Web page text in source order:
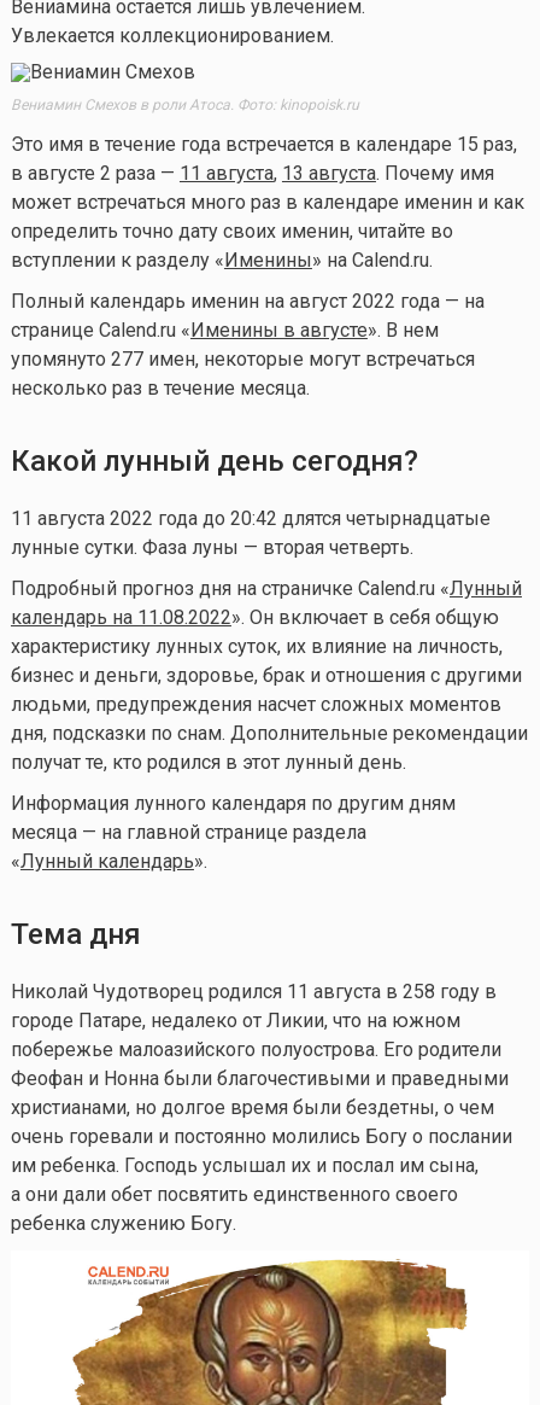
Вениамина остается лишь увлечением.
Увлекается коллекционированием.
Вениамин Смехов в роли Атоса. Фото: kinopoisk.ru
Это имя в течение года встречается в календаре 15 раз,
в августе 2 раза — 11 августа, 13 августа. Почему имя
может встречаться много раз в календаре именин и как
определить точно дату своих именин, читайте во
вступлении к разделу « Именины» на Calend.ru.
Полный календарь именин на август 2022 года — на
странице Calend.ru « Именины в августе». В нем
упомянуто 277 имен, некоторые могут встречаться
несколько раз в течение месяца.
Какой лунный день сегодня?
11 августа 2022 года до 20:42 длятся четырнадцатые
лунные сутки. Фаза луны — вторая четверть.
Подробный прогноз дня на страничке Calend.ru «Лунный
календарь на 11.08.2022». Он включает в себя общую
характеристику лунных суток, их влияние на личность,
бизнес и деньги, здоровье, брак и отношения с другими
людьми, предупреждения насчет сложных моментов
дня, подсказки по снам. Дополнительные рекомендации
получат те, кто родился в этот лунный день.
Информация лунного календаря по другим дням
месяца — на главной странице раздела
«Лунный календарь».
Тема дня
Николай Чудотворец родился 11 августа в 258 году в
городе Патаре, недалеко от Ликии, что на южном
побережье малоазийского полуострова. Его родители
Феофан и Нонна были благочестивыми и праведными
христианами, но долгое время были бездетны, о чем
очень горевали и постоянно молились Богу о послании
им ребенка. Господь услышал их и послал им сына,
а они дали обет посвятить единственного своего
ребенка служению Богу.